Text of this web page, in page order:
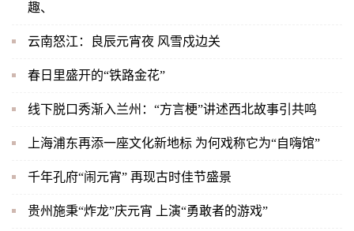
趣、
云南怒江：良辰元宵夜 风雪戍边关
春日里盛开的“铁路金花”
线下脱口秀渐入兰州：“方言梗”讲述西北故事引共鸣
上海浦东再添一座文化新地标 为何戏称它为“自嗨馆”
千年孔府“闹元宵” 再现古时佳节盛景
贵州施秉“炸龙”庆元宵 上演“勇敢者的游戏”